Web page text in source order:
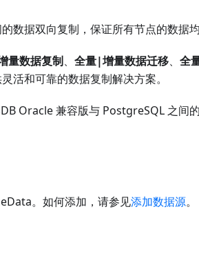
数据双向复制，保证所有节点的数据均
量数据复制、 全量|增量数据迁移、 全
活和可靠的数据复制解决方案。
Oracle 兼容版与 PostgreSQL 之间
。如何添加，请参见添加数据源。